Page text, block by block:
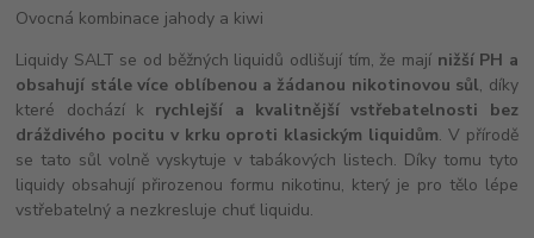
Ovocná kombinace jahody a kiwi
Liquidy SALT se od běžných liquidů odlišují tím, že mají nižší PH a
obsahují stále více oblíbenou a žádanou nikotinovou sůl, díky
které dochází k rychlejší a kvalitnější vstřebatelnosti bez
dráždivého pocitu v krku oproti klasickým liquidům. V přírodě
se tato sůl volně vyskytuje v tabákových listech. Díky tomu tyto
liquidy obsahují přirozenou formu nikotinu, který je pro tělo lépe
vstřebatelný a nezkresluje chuť liquidu.